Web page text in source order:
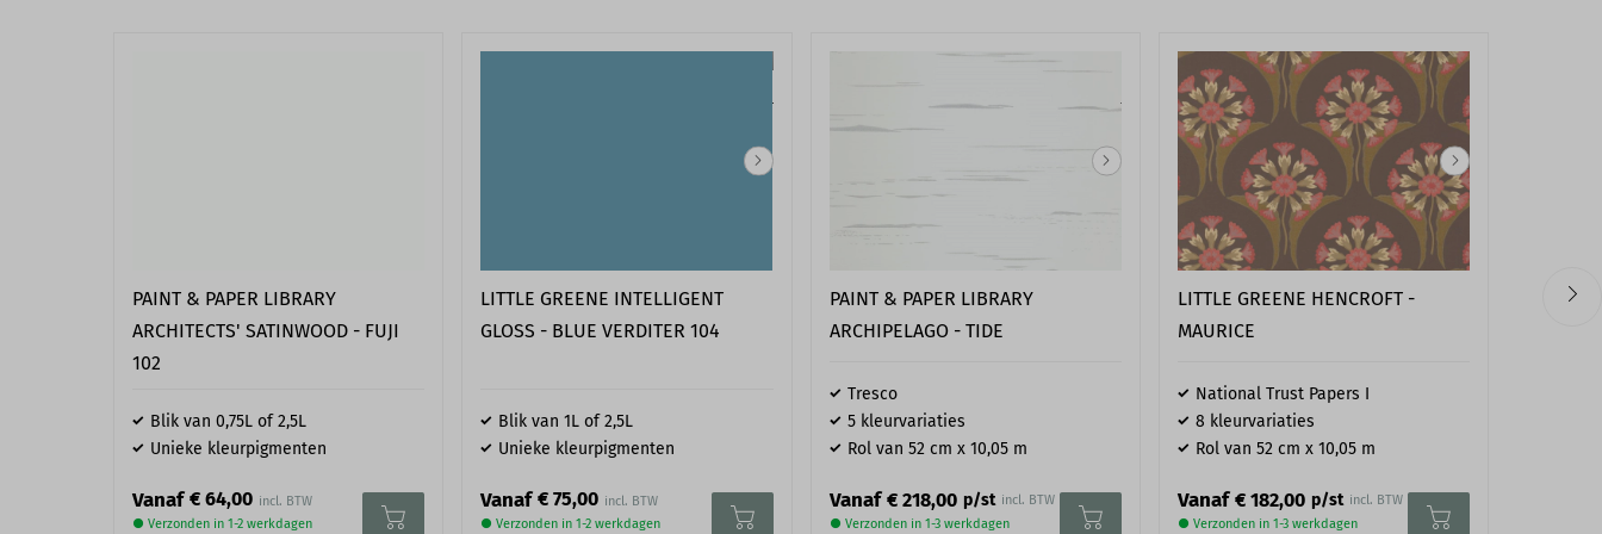
33,3 x 33,3 x 2,5 cm
5414433018122
Purotouch
L 33,3 x B 33,3 cm
stucwerk. Schuur, herstel en reinig de ondergrond indien nodig voordat de montage begint.
PAINT & PAPER LIBRARY
ARCHITECTS' SATINWOOD - FUJI
102
Blik van 0,75L of 2,5L
Unieke kleurpigmenten
Vanaf € 64,00
● Verzonden in 1-2 werkdagen
LITTLE GREENE INTELLIGENT
GLOSS - BLUE VERDITER 104
Blik van 1L of 2,5L
Unieke kleurpigmenten
Vanaf € 75,00
● Verzonden in 1-2 werkdagen
PAINT & PAPER LIBRARY
ARCHIPELAGO - TIDE
Tresco
5 kleurvariaties
Rol van 52 cm x 10,05 m
Vanaf € 218,00 p/st incl. BTW
● Verzonden in 1-3 werkdagen
LITTLE GREENE HENCROFT -
MAURICE
National Trust Papers I
8 kleurvariaties
Rol van 52 cm x 10,05 m
Vanaf € 182,00 p/st incl. BTW
● Verzonden in 1-3 werkdagen
LITTLE